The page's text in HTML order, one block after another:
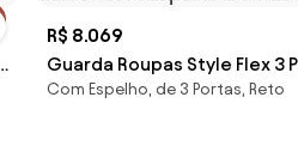
R$ 8.069
Guarda Roupas Style Flex 3
Correr Com Espelho Domus
Com Espelho, de 3 Portas, Reto